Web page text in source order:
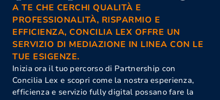
A TE CHE CERCHI QUALITÀ E
PROFESSIONALITÀ, RISPARMIO E
EFFICIENZA, CONCILIA LEX OFFRE UN
SERVIZIO DI MEDIAZIONE IN LINEA CON LE
TUE ESIGENZE.
Inizia ora il tuo percorso di Partnership con
Concilia Lex e scopri come la nostra esperienza,
efficienza e servizio fully digital possano fare la